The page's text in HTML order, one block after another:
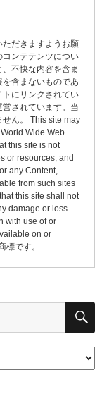
だきますようお願
ンテテンツについ
不快な内容を含ま
含まないものであ
にリンクされてい
されています。当
ん。 This site may
Wide Web
this site is not
or resources, and
any Content,
from such sites
this site shall not
damage or loss
with use of or
on or
です。